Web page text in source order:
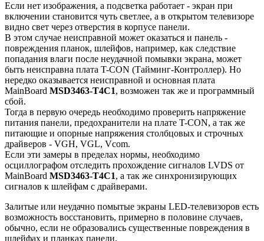
Если нет изображения, а подсветка работает - экран при
включении становится чуть светлее, а в открытом телевизоре
видно свет через отверстия в корпусе панели.
В этом случае неисправной может оказаться и панель -
повреждения планок, шлейфов, например, как следствие
попадания влаги после неудачной помывки экрана, может
быть неисправна плата T-CON (Тайминг-Контроллер). Но
нередко оказывается неисправной и основная плата
MainBoard MSD3463-T4C1, возможен так же и программный
сбой.
Тогда в первую очередь необходимо проверить напряжение
питания панели, предохранители на плате T-CON, а так же
питающие и опорные напряжения столбцовых и строчных
драйверов - VGH, VGL, Vcom.
Если эти замеры в пределах нормы, необходимо
осциллографом отследить прохождение сигналов LVDS от
MainBoard MSD3463-T4C1, а так же синхронизирующих
сигналов к шлейфам с драйверами.
Залитые или неудачно помытые экраны LED-телевизоров есть
возможность восстановить, примерно в половине случаев,
обычно, если не образовались существенные повреждения в
шлейфах и планках панели.